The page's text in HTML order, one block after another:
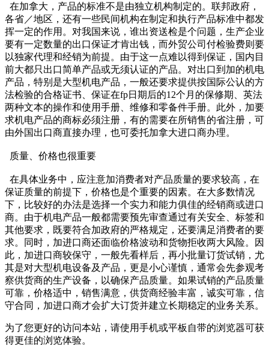
在加拿大，产品的标准不是由独立机构制定的。联邦政府，
各省／地区，还有一些民间机构在制定和执行产品标准中都发
挥一定的作用。对我国来说，谁出资送检是个问题，生产企业
要有一定数量的出口保证才肯出钱，而外贸公司付检验费则要
以独家代理和经销为前提。由于这一点难以得到保证，国内目
前大都只出口简单产品或无须认证的产品。对出口到加的机电
产品，特别是大型机电产品，一般还要求提供按国际公认的方
法检验的合格证书、保证在fp日期后的12个月的保修期、英法
两种文本的操作和使用手册、维修和零备件手册。此外，加要
求机电产品的商标必须注册，有的需要在所销售的省注册，可
由外国出口商直接办理，也可委托加拿大进口商办理。
质量、价格也很重要
在具体业务中，应注意加消费者对产品质量的要求较高，在
保证质量的前提下，价格也是个重要的因素。在大多数情况
下，比较好的办法是选择一个实力和能力俱佳的经销商或进口
商。由于机电产品一般都需要预先审查通过有关安全、标签和
其他要求，既要符合加政府的严格规定，还要满足消费者的要
求。同时，加进口商还面临价格波动和货物拒收两大风险。因
此，加进口商较保守，一般先看样后，再小批量订货试销，尤
其是对大型机电设备及产品，更是小心谨慎，通常会先参观考
察供货商的生产设备，以确保产品质量。如果试销的产品质量
可靠，价格适中，销售满意，供货商经验丰富，诚实可靠，信
守合同，加进口商才会扩大订货并建立长期稳定的业务关系。
为了您更好的访问本站，请使用手机或平板自带的浏览器可获
得更佳的浏览体验。